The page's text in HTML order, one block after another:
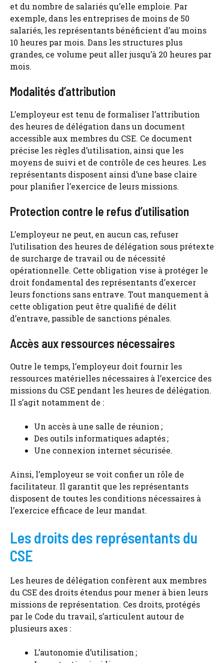
et du nombre de salariés qu’elle emploie. Par
exemple, dans les entreprises de moins de 50
salariés, les représentants bénéficient d’au moins
10 heures par mois. Dans les structures plus
grandes, ce volume peut aller jusqu’à 20 heures par
mois.
Modalités d’attribution
L’employeur est tenu de formaliser l’attribution
des heures de délégation dans un document
accessible aux membres du CSE. Ce document
précise les règles d’utilisation, ainsi que les
moyens de suivi et de contrôle de ces heures. Les
représentants disposent ainsi d’une base claire
pour planifier l’exercice de leurs missions.
Protection contre le refus d’utilisation
L’employeur ne peut, en aucun cas, refuser
l’utilisation des heures de délégation sous prétexte
de surcharge de travail ou de nécessité
opérationnelle. Cette obligation vise à protéger le
droit fondamental des représentants d’exercer
leurs fonctions sans entrave. Tout manquement à
cette obligation peut être qualifié de délit
d’entrave, passible de sanctions pénales.
Accès aux ressources nécessaires
Outre le temps, l’employeur doit fournir les
ressources matérielles nécessaires à l’exercice des
missions du CSE pendant les heures de délégation.
Il s’agit notamment de :
Un accès à une salle de réunion ;
Des outils informatiques adaptés ;
Une connexion internet sécurisée.
Ainsi, l’employeur se voit confier un rôle de
facilitateur. Il garantit que les représentants
disposent de toutes les conditions nécessaires à
l’exercice efficace de leur mandat.
Les droits des représentants du
CSE
Les heures de délégation confèrent aux membres
du CSE des droits étendus pour mener à bien leurs
missions de représentation. Ces droits, protégés
par le Code du travail, s’articulent autour de
plusieurs axes :
L’autonomie d’utilisation ;